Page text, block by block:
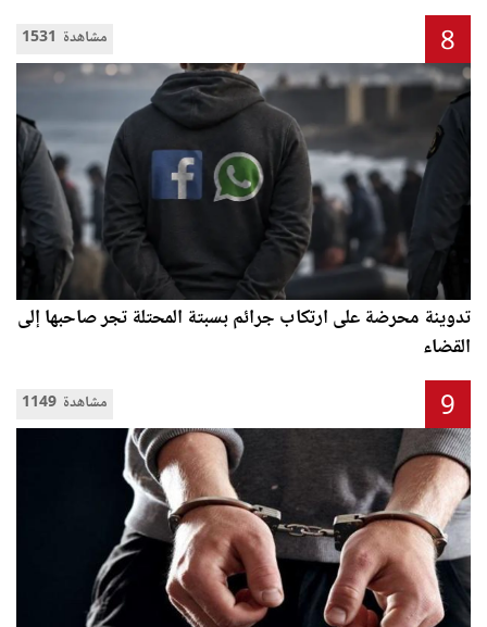
1531 مشاهدة 8
تدوينة محرضة على ارتكاب جرائم بسبتة المحتلة تجر صاحبها إلى
القضاء
1149 مشاهدة 9